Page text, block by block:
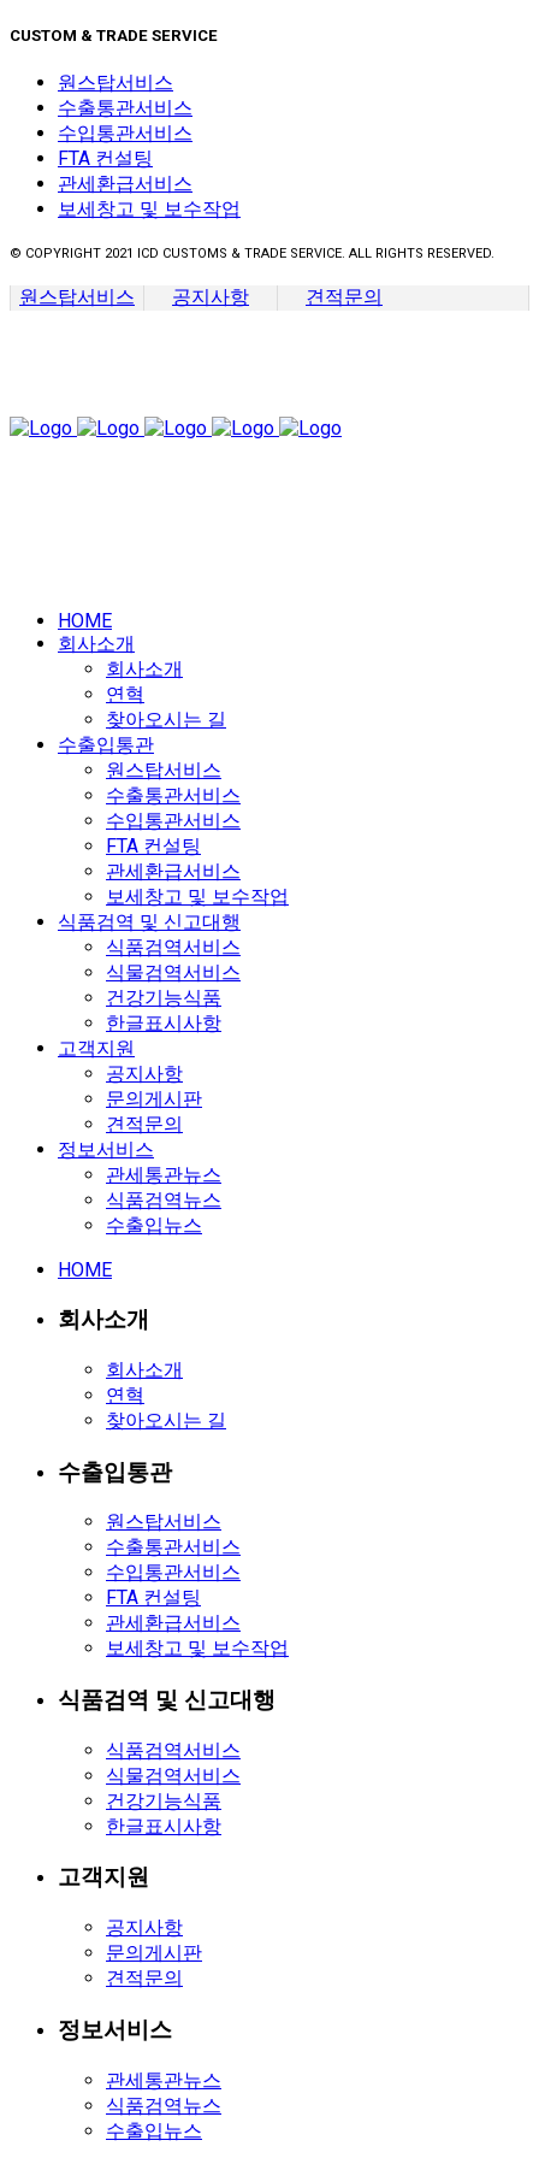
CUSTOM & TRADE SERVICE
원스탑서비스
수출통관서비스
수입통관서비스
FTA 컨설팅
관세환급서비스
보세창고 및 보수작업
© COPYRIGHT 2021 ICD CUSTOMS & TRADE SERVICE. ALL RIGHTS RESERVED.
원스탑서비스 공지사항 견적문의
HOME
회사소개
회사소개
연혁
찾아오시는 길
수출입통관
원스탑서비스
수출통관서비스
수입통관서비스
FTA 컨설팅
관세환급서비스
보세창고 및 보수작업
식품검역 및 신고대행
식품검역서비스
식물검역서비스
건강기능식품
한글표시사항
고객지원
공지사항
문의게시판
견적문의
정보서비스
관세통관뉴스
식품검역뉴스
수출입뉴스
HOME
회사소개
회사소개
연혁
찾아오시는 길
수출입통관
원스탑서비스
수출통관서비스
수입통관서비스
FTA 컨설팅
관세환급서비스
보세창고 및 보수작업
식품검역 및 신고대행
식품검역서비스
식물검역서비스
건강기능식품
한글표시사항
고객지원
공지사항
문의게시판
견적문의
정보서비스
관세통관뉴스
식품검역뉴스
수출입뉴스